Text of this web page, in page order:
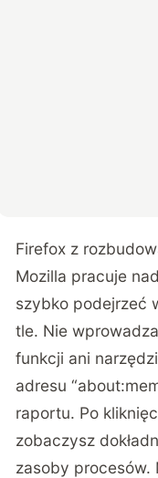
Firefox z
Mozilla pracuje
szybko podejrzeć
tle. Nie
funkcji ani
adresu
raportu. Po
zobaczysz
zasoby procesów.